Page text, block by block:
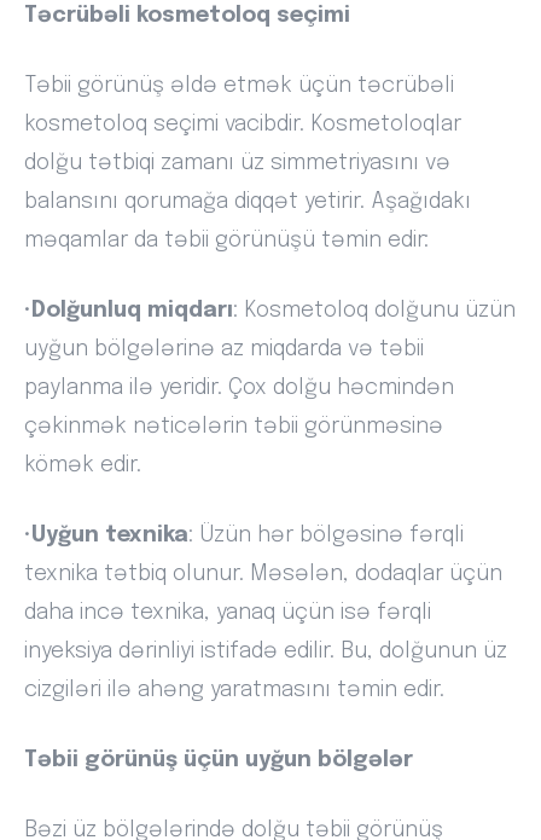
Təcrübəli kosmetoloq seçimi
Təbii görünüş əldə etmək üçün təcrübəli
kosmetoloq seçimi vacibdir. Kosmetoloqlar
dolğu tətbiqi zamanı üz simmetriyasını və
balansını qorumağa diqqət yetirir. Aşağıdakı
məqamlar da təbii görünüşü təmin edir:
• Dolğunluq miqdarı: Kosmetoloq dolğunu üzün
uyğun bölgələrinə az miqdarda və təbii
paylanma ilə yeridir. Çox dolğu həcmindən
çəkinmək nəticələrin təbii görünməsinə
kömək edir.
•Uyğun texnika: Üzün hər bölgəsinə fərqli
texnika tətbiq olunur. Məsələn, dodaqlar üçün
daha incə texnika, yanaq üçün isə fərqli
inyeksiya dərinliyi istifadə edilir. Bu, dolğunun üz
cizgiləri ilə ahəng yaratmasını təmin edir.
Təbii görünüş üçün uyğun bölgələr
Bəzi üz bölgələrində dolğu təbii görünüş